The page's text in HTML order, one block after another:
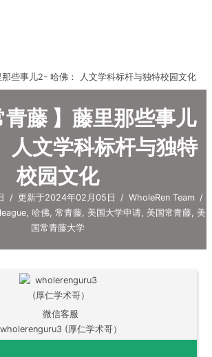
那些事儿2- 哈佛： 人文学科标杆与独特校园文化
青藤 】藤里那些事儿
人文学科标杆与独特
校园文化
/ 更新于2024年02月05日 / WholeRen Team /
, 哈佛, 常青藤, 美国大学申请, 美国常青藤, 美
国常青藤大学
微信客服
wholerenguru3 (厚仁学术哥）